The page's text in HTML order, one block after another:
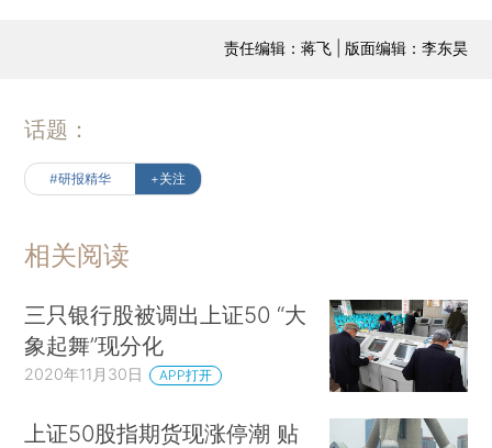
责任编辑：蒋飞 | 版面编辑：李东昊
话题：
#研报精华 +关注
相关阅读
三只银行股被调出上证50 “大
象起舞”现分化
2020年11月30日 APP打开
上证50股指期货现涨停潮 贴